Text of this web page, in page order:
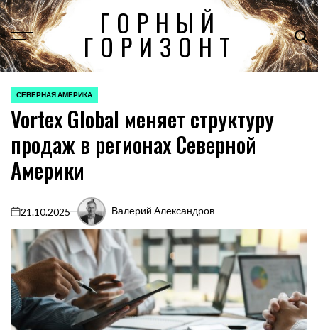
Перейти
к
содержимому
ГОРНЫЙ
ГОРИЗОНТ
ОПУБЛИКОВАНО
В
СЕВЕРНАЯ АМЕРИКА
Vortex Global меняет структуру
продаж в регионах Северной
Америки
on
21.10.2025 Валерий Александров